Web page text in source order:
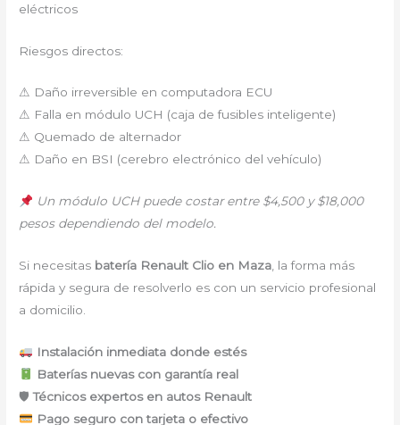
eléctricos
Riesgos directos:
⚠ Daño irreversible en computadora ECU
⚠ Falla en módulo UCH (caja de fusibles inteligente)
⚠ Quemado de alternador
⚠ Daño en BSI (cerebro electrónico del vehículo)
Un módulo UCH puede costar entre $4,500 y $18,000
pesos dependiendo del modelo.
Si necesitas batería Renault Clio en Maza , la forma más
rápida y segura de resolverlo es con un servicio profesional
a domicilio.
Instalación inmediata donde estés
Baterías nuevas con garantía real
🛡Técnicos expertos en autos Renault
Pago seguro con tarjeta o efectivo